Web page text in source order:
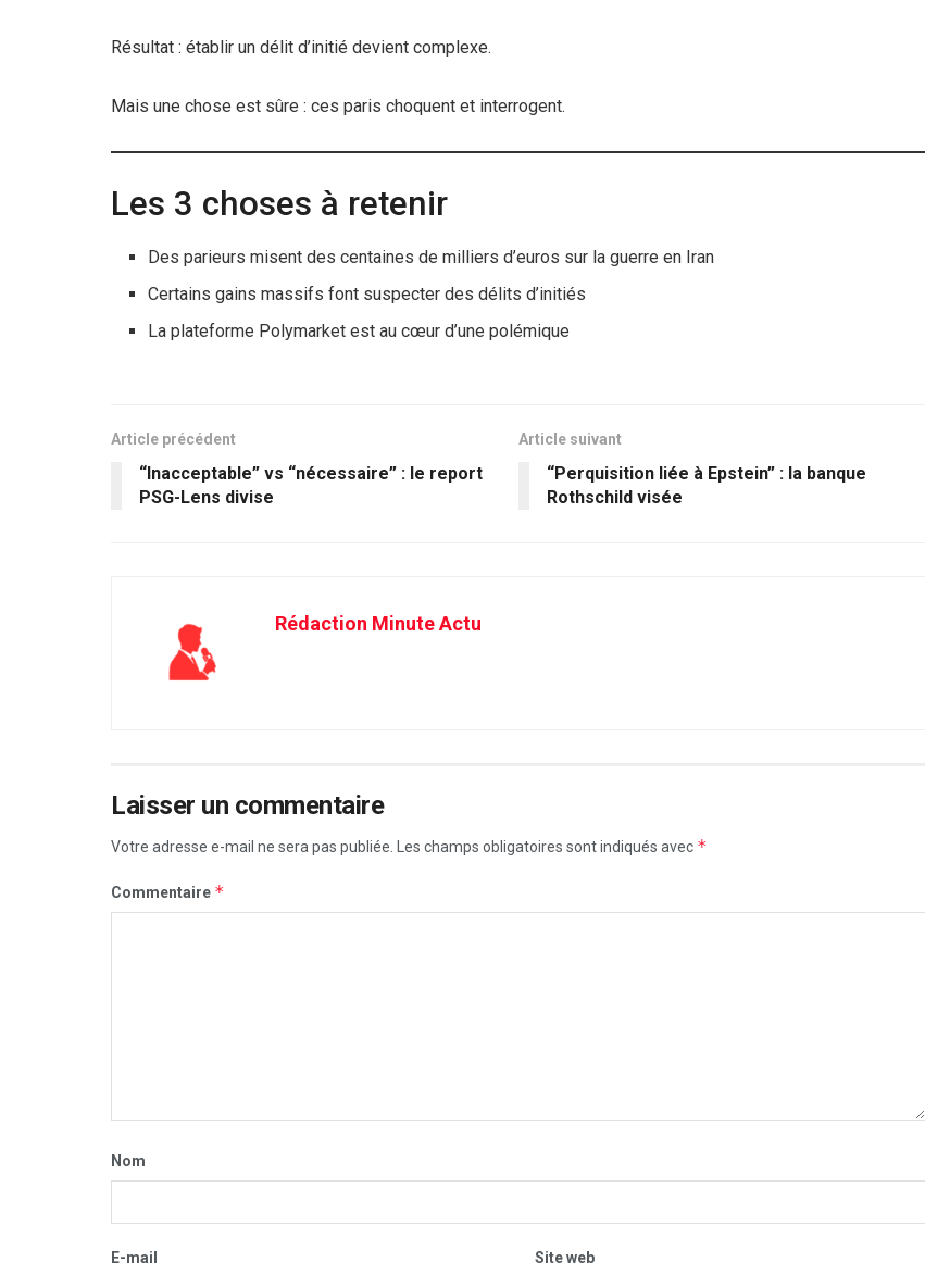
Résultat : établir un délit d’initié devient complexe.
Mais une chose est sûre : ces paris choquent et interrogent.
Les 3 choses à retenir
Des parieurs misent des centaines de milliers d’euros sur la guerre en Iran
Certains gains massifs font suspecter des délits d’initiés
La plateforme Polymarket est au cœur d’une polémique
Article précédent
“Inacceptable” vs “nécessaire” : le report
PSG-Lens divise
Article suivant
“Perquisition liée à Epstein” : la banque
Rothschild visée
Rédaction Minute Actu
Laisser un commentaire
Votre adresse e-mail ne sera pas publiée. Les champs obligatoires sont indiqués avec *
Commentaire *
Nom
E-mail Site web